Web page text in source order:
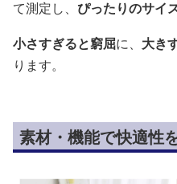
て測定し、 ぴったりのサイ
小さすぎると窮屈に、 大き
ります。
素材・機能で快適性